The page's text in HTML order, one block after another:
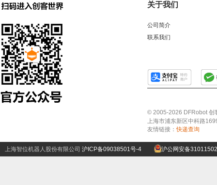
关于我们
公司简介
联系我们
© 2005-2026 DFRobot 创
上海市浦东新区中科路
友情链接：快递查询
上海智位机器人股份有限公司 沪ICP备09038501号-4 沪公网安备